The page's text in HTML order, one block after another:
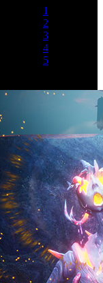
1
2
3
4
5